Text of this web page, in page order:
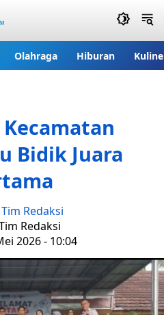
Olahraga Hiburan
Bidik Juara
Tim Redaksi
Redaksi
2026 - 10:04